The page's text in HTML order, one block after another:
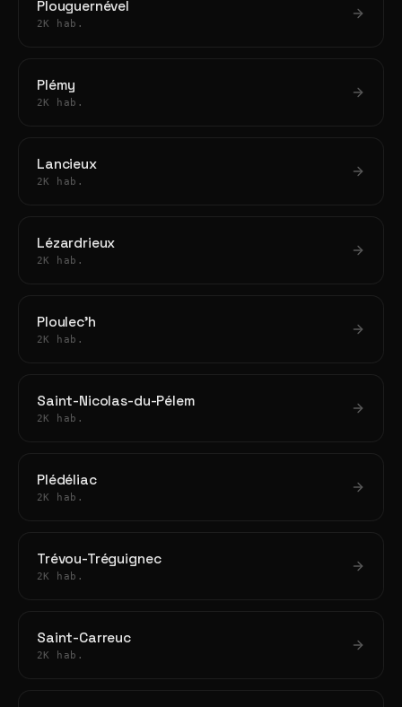
Plouguernével
2K hab.
Plémy
2K hab.
Lancieux
2K hab.
Lézardrieux
2K hab.
Ploulec'h
2K hab.
Saint-Nicolas-du-Pélem
2K hab.
Plédéliac
2K hab.
Trévou-Tréguignec
2K hab.
Saint-Carreuc
2K hab.